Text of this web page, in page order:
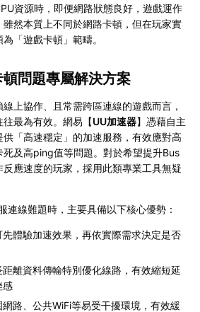
資源時，即便網路狀態良好，遊戲運作
然本質上不同於網路卡頓，但在玩家實
「遊戲卡頓」範疇。
問題專屬解決方案
上協作、且常需跨區連線的遊戲而言，
最為有效。網易【UU加速器】憑藉自主
「高速穩定」的加速服務，有效應對高
及高ping值等問題。對於希望提升Bus
應速度的玩家，採用此類專業工具無疑
連線難題時，主要具備以下核心優勢：
先體驗加速效果，再依實際需求決定是否
距離資料傳輸特別優化線路，有效縮短延
感
網路、公共WiFi等易受干擾環境，有效緩